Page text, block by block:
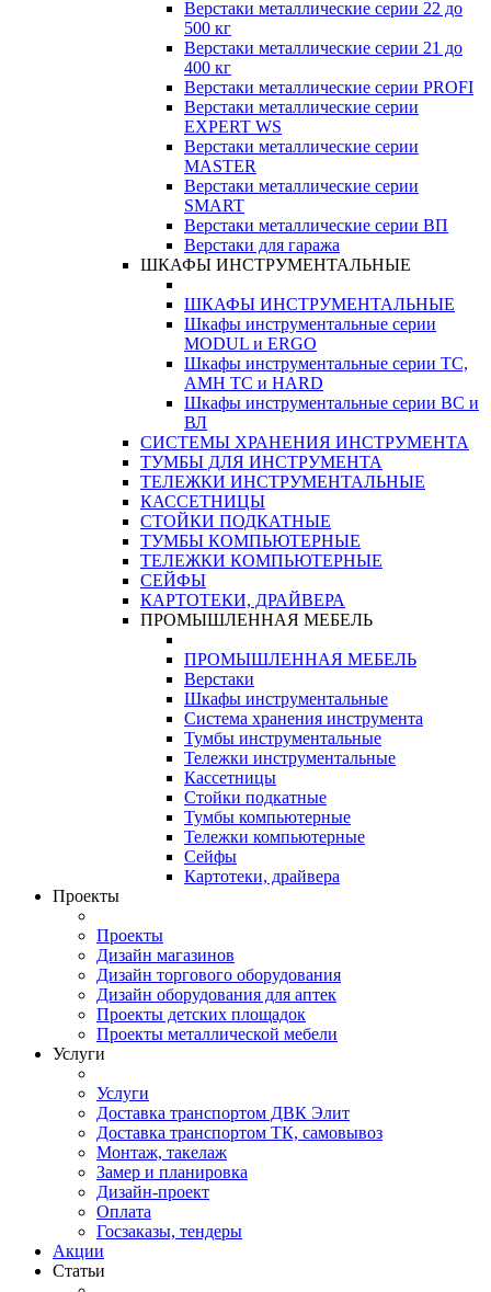
Верстаки металлические серии 22 до
500 кг
Верстаки металлические серии 21 до
400 кг
Верстаки металлические серии PROFI
Верстаки металлические серии
EXPERT WS
Верстаки металлические серии
MASTER
Верстаки металлические серии
SMART
Верстаки металлические серии ВП
Верстаки для гаража
ШКАФЫ ИНСТРУМЕНТАЛЬНЫЕ
ШКАФЫ ИНСТРУМЕНТАЛЬНЫЕ
Шкафы инструментальные серии
MODUL и ERGO
Шкафы инструментальные серии ТС,
АМН ТС и HARD
Шкафы инструментальные серии ВС и
ВЛ
СИСТЕМЫ ХРАНЕНИЯ ИНСТРУМЕНТА
ТУМБЫ ДЛЯ ИНСТРУМЕНТА
ТЕЛЕЖКИ ИНСТРУМЕНТАЛЬНЫЕ
КАССЕТНИЦЫ
СТОЙКИ ПОДКАТНЫЕ
ТУМБЫ КОМПЬЮТЕРНЫЕ
ТЕЛЕЖКИ КОМПЬЮТЕРНЫЕ
СЕЙФЫ
КАРТОТЕКИ, ДРАЙВЕРА
ПРОМЫШЛЕННАЯ МЕБЕЛЬ
ПРОМЫШЛЕННАЯ МЕБЕЛЬ
Верстаки
Шкафы инструментальные
Система хранения инструмента
Тумбы инструментальные
Тележки инструментальные
Кассетницы
Стойки подкатные
Тумбы компьютерные
Тележки компьютерные
Сейфы
Картотеки, драйвера
Проекты
Проекты
Дизайн магазинов
Дизайн торгового оборудования
Дизайн оборудования для аптек
Проекты детских площадок
Проекты металлической мебели
Услуги
Услуги
Доставка транспортом ДВК Элит
Доставка транспортом ТК, самовывоз
Монтаж, такелаж
Замер и планировка
Дизайн-проект
Оплата
Госзаказы, тендеры
Акции
Статьи